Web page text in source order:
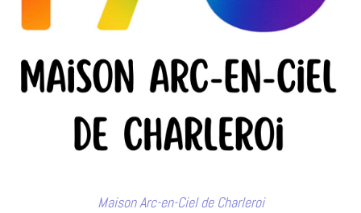
Maison Arc-en-Ciel de Charleroi